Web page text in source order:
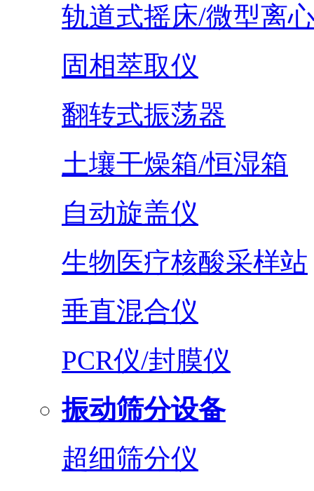
轨道式摇床/微型离
固相萃取仪
翻转式振荡器
土壤干燥箱/恒湿箱
自动旋盖仪
生物医疗核酸采样站
垂直混合仪
PCR仪/封膜仪
振动筛分设备
超细筛分仪